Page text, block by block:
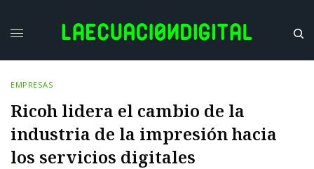
EMPRESAS
Ricoh lidera el cambio de la
industria de la impresión hacia
los servicios digitales